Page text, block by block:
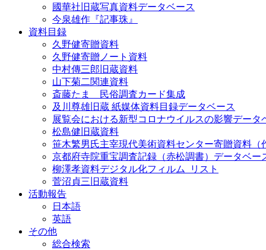
國華社旧蔵写真資料データベース
今泉雄作『記事珠』
資料目録
久野健寄贈資料
久野健寄贈ノート資料
中村傳三郎旧蔵資料
山下菊二関連資料
斎藤たま 民俗調査カード集成
及川尊雄旧蔵 紙媒体資料目録データベース
展覧会における新型コロナウイルスの影響データ
松島健旧蔵資料
笹木繁男氏主宰現代美術資料センター寄贈資料（
京都府寺院重宝調査記録（赤松調書）データベー
柳澤孝資料デジタル化フィルム_リスト
菅沼貞三旧蔵資料
活動報告
日本語
英語
その他
総合検索